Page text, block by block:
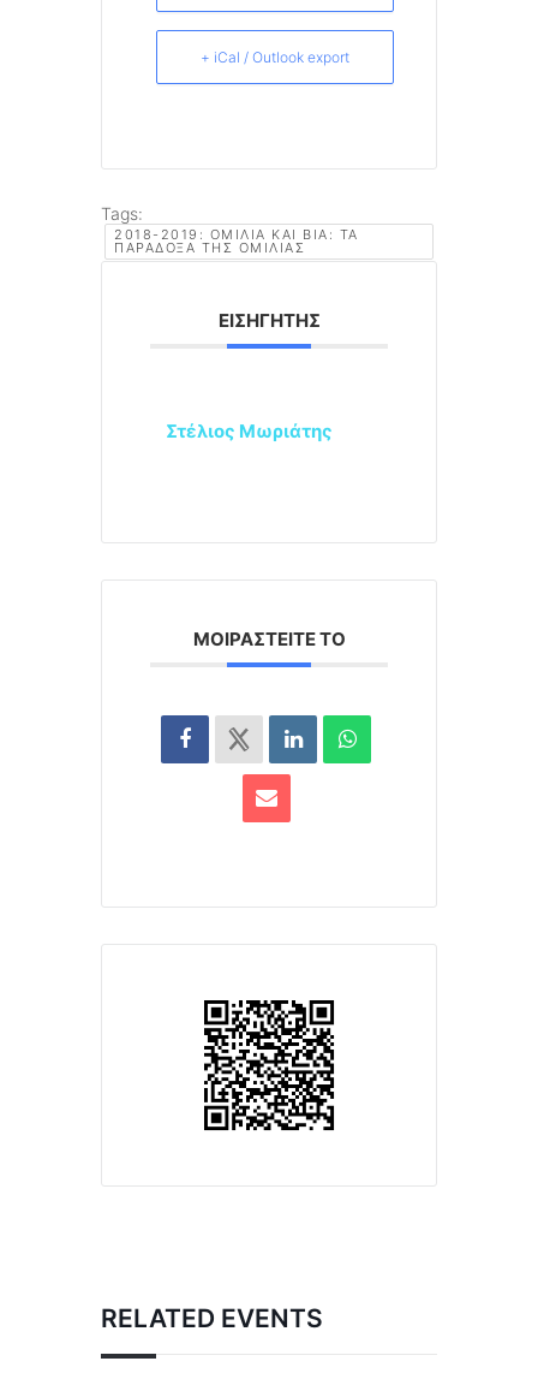
+ iCal / Outlook export
Tags:
2018-2019: ΟΜΙΛΊΑ ΚΑΙ ΒΊΑ: ΤΑ
ΠΑΡΆΔΟΞΑ ΤΗΣ ΟΜΙΛΊΑΣ
ΕΙΣΗΓΗΤΉΣ
Στέλιος Μωριάτης
ΜΟΙΡΑΣΤΕΊΤΕ ΤΟ
RELATED EVENTS